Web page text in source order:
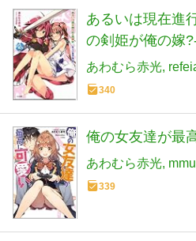
あるいは現在進
の剣姫が俺の嫁
あわむら赤光
340
俺の女友達が最
あわむら赤光 mmu
339